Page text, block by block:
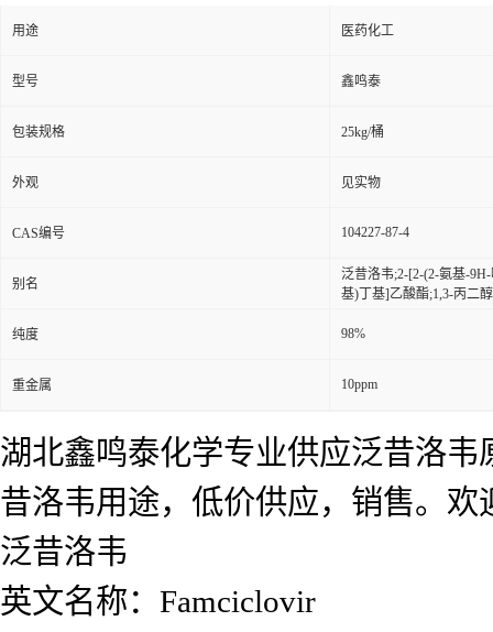
用途 医药化工
型号 鑫鸣泰
包装规格 25kg/桶
外观 见实物
CAS编号 104227-87-4
别名
泛昔洛韦;2-[2-(2-氨基-
基)丁基]乙酸酯;1,3-丙二
纯度 98%
重金属 10ppm
湖北鑫鸣泰化学专业供应泛昔洛
昔洛韦用途，低价供应，销售。
泛昔洛韦
英文名称：Famciclovir